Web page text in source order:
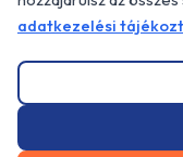
adatkezelési
26/B
Főoldal
Referenciák